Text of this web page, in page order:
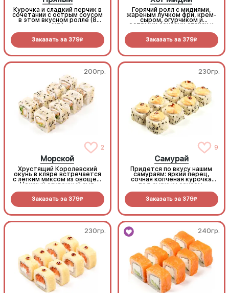
Курочка и сладкий перчик в
сочетании с острым соусом
в этом вкусном ролле (8
шт.)
Заказать за 379R
Горячий ролл с мидиями,
жареным лучком фри, крем-
сыром, огурчиком и
острыми соусами спайси и
Заказать за 379R
200гр.
2
Морской
Хрустящий Королевский
окунь в кляре встречается
с легким миксом из овощей.
Нежный сливочный сыр
обжаренный кунжут
добавляет приятный
Идеально
сбалансированный и легкий
выбор
Заказать за 379R
230гр.
9
Самурай
Придется по вкусу нашим
самураям: яркий перец,
сочная копченая курочка
под сырным соусом,
Заказать за 379R
230гр. 240гр.